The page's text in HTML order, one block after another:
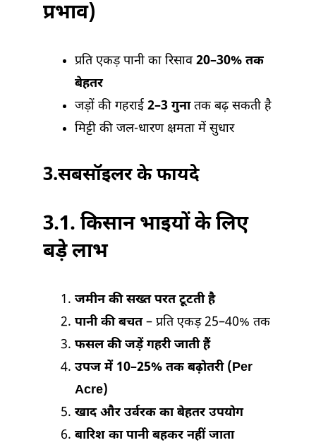
प्रभाव)
प्रति एकड़ पानी का रिसाव20–30% तक
बेहतर
जड़ों की गहराई2–3 गुनातक बढ़ सकती है
मिट्टी की जल-धारण क्षमता में सुधार
3.सबसॉइलर के फायदे
3.1. किसान भाइयों के लिए
बड़े लाभ
जमीन की सख्त परत टूटती है
पानी की बचत– प्रति एकड़ 25–40% तक
फसल की जड़ें गहरी जाती हैं
उपज में 10–25% तक बढ़ोतरी (Per
Acre)
खाद और उर्वरक का बेहतर उपयोग
बारिश का पानी बहकर नहीं जाता